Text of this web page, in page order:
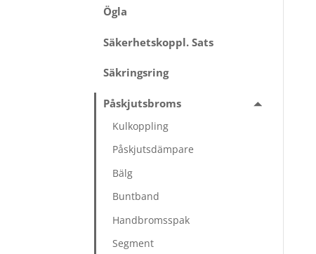
Ögla
Säkerhetskoppl. Sats
Säkringsring
Påskjutsbroms
Kulkoppling
Påskjutsdämpare
Bälg
Buntband
Handbromsspak
Segment